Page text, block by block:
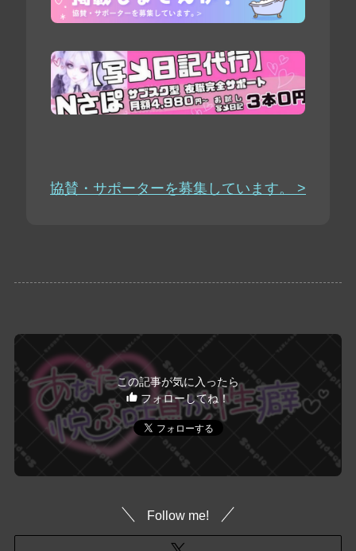
協賛・サポーターを募集しています。 >
この記事が気に入ったら
フォローしてね！
Follow me!